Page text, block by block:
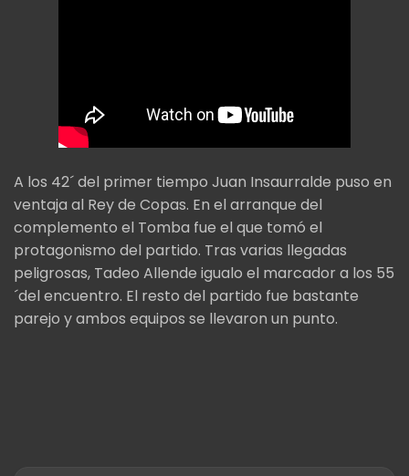
A los 42´ del primer tiempo Juan Insaurralde puso en
ventaja al Rey de Copas. En el arranque del
complemento el Tomba fue el que tomó el
protagonismo del partido. Tras varias llegadas
peligrosas, Tadeo Allende igualo el marcador a los 55
´del encuentro. El resto del partido fue bastante
parejo y ambos equipos se llevaron un punto.